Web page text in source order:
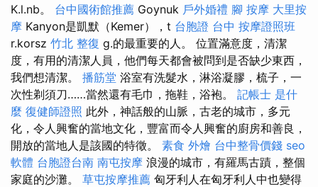
K.l.nb。 台中國術館推薦 Goynuk 戶外婚禮 腳 按摩 大里按
摩 Kanyon是凱默（Kemer），t 台胞證 台中 按摩證照班
r.korsz 竹北 整復 g.的最重要的人。 位置滿意度，清潔
度，有用的清潔人員，他們每天都會被問到是否缺少東西，
我們想清潔。 播筋堂 浴室有洗髮水，淋浴凝膠，梳子，一
次性剃須刀……當然還有毛巾，拖鞋，浴袍。 記帳士 是什
麼 復健師證照 此外，神話般的山脈，古老的城市，多元
化，令人興奮的當地文化，豐富而令人興奮的廚房和善良，
開放的當地人是該國的特徵。 素食 外燴 台中整骨價錢 seo
軟體 台胞證台南 南屯按摩 浪漫的城市，有羅馬古蹟，整個
家庭的沙灘。 草屯按摩推薦 匈牙利人在匈牙利人中也變得